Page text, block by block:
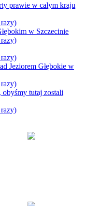
prawie w całym kraju
w Szczecinie
Jeziorem Głębokie w
tutaj zostali